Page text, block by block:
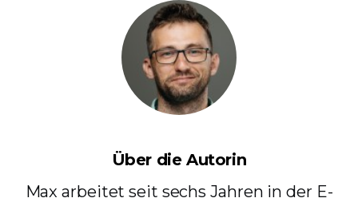
Über die Autorin
Max arbeitet seit sechs Jahren in der E-